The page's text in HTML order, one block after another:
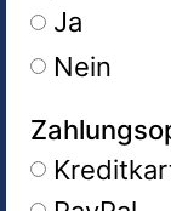
Ja
Nein